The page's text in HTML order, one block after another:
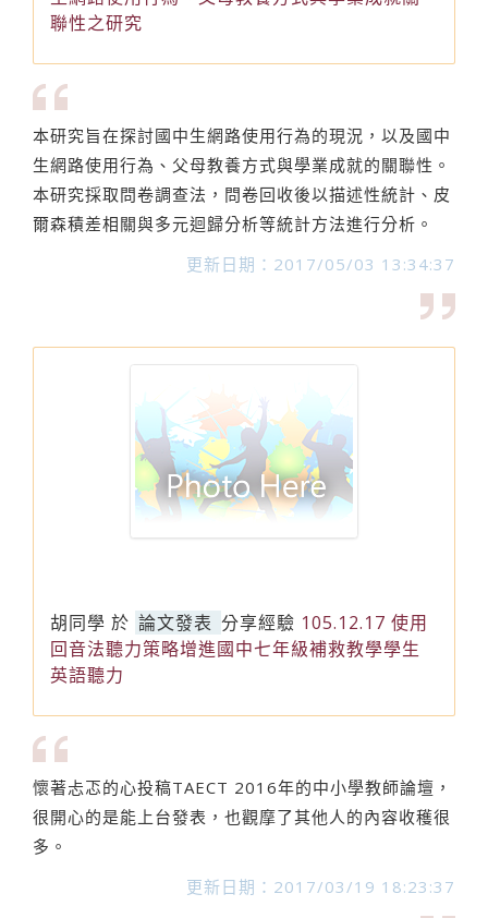
聯性之研究
本研究旨在探討國中生網路使用行為的現況，以及國中
生網路使用行為、父母教養方式與學業成就的關聯性。
本研究採取問卷調查法，問卷回收後以描述性統計、皮
爾森積差相關與多元迴歸分析等統計方法進行分析。
更新日期：2017/05/03 13:34:37
胡同學 於 論文發表 分享經驗 105.12.17 使用
回音法聽力策略增進國中七年級補救教學學生
英語聽力
懷著忐忑的心投稿TAECT 2016年的中小學教師論壇，
很開心的是能上台發表，也觀摩了其他人的內容收穫很
多。
更新日期：2017/03/19 18:23:37